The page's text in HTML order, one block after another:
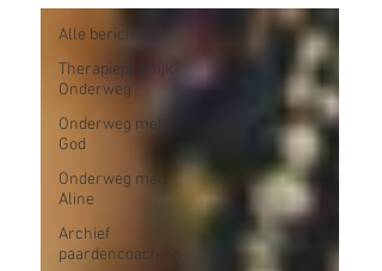
Alle berichten
Therapiepraktijk
Onderweg
Onderweg met..
God
Onderweg met..
Aline
Archief
paardencoaching